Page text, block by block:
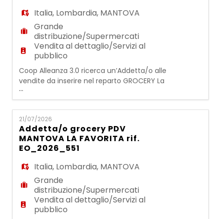
Italia, Lombardia, MANTOVA
Grande
distribuzione/Supermercati
Vendita al dettaglio/Servizi al
pubblico
Coop Alleanza 3.0 ricerca un’Addetta/o alle
vendite da inserire nel reparto GROCERY La
persona inserita opererà in una realtà
strutturata e dinamica e si occuperà delle
attività legate al servizio e alla vendita nel
reparto GROCERY Attività principali: -
allestimento degli scaffali - controllo delle
scadenze e rotazione dei prodotti - riordi
...
21/07/2026
Addetta/o grocery PDV
MANTOVA LA FAVORITA rif.
EO_2026_551
Italia, Lombardia, MANTOVA
Grande
distribuzione/Supermercati
Vendita al dettaglio/Servizi al
pubblico